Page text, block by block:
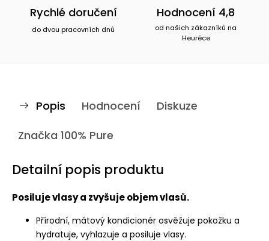
Rychlé doručení
do dvou pracovních dnů
Hodnocení 4,8
od našich zákazníků na
Heuréce
Popis Hodnocení
Diskuze
Značka 100% Pure
Detailní popis produktu
Posiluje vlasy a zvyšuje objem vlasů.
Přírodní, mátový kondicionér osvěžuje pokožku a
hydratuje, vyhlazuje a posiluje vlasy.